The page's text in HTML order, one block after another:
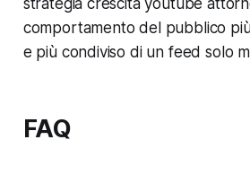
comportamento del pubblico
e più condiviso di un feed solo
FAQ